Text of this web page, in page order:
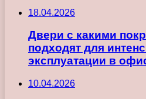
18.04.2026
Двери с какими
подходят для
эксплуатации в
10.04.2026